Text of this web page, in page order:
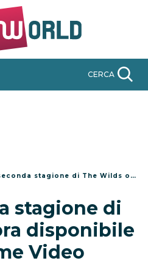
CERCA
stagione di The Wilds ora disponibile su Prime Video
stagione di
disponibile
Video